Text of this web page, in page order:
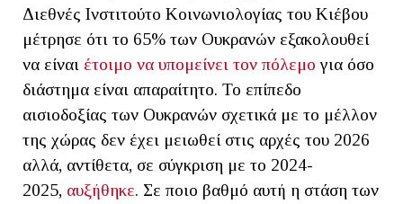
Διεθνές Ινστιτούτο Κοινωνιολογίας του Κιέβου
μέτρησε ότι το 65% των Ουκρανών εξακολουθεί
να είναι έτοιμο να υπομείνει τον πόλεμο για όσο
διάστημα είναι απαραίτητο. Το επίπεδο
αισιοδοξίας των Ουκρανών σχετικά με το μέλλον
της χώρας δεν έχει μειωθεί στις αρχές του 2026
αλλά, αντίθετα, σε σύγκριση με το 2024-
2025, αυξήθηκε. Σε ποιο βαθμό αυτή η στάση των